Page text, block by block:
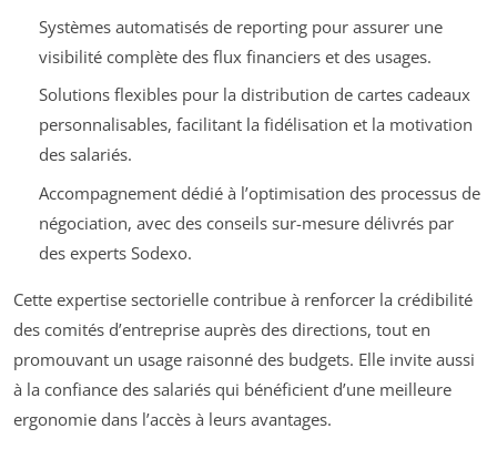
Systèmes automatisés de reporting pour assurer une
visibilité complète des flux financiers et des usages.
Solutions flexibles pour la distribution de cartes cadeaux
personnalisables, facilitant la fidélisation et la motivation
des salariés.
Accompagnement dédié à l’optimisation des processus de
négociation, avec des conseils sur-mesure délivrés par
des experts Sodexo.
Cette expertise sectorielle contribue à renforcer la crédibilité
des comités d’entreprise auprès des directions, tout en
promouvant un usage raisonné des budgets. Elle invite aussi
à la confiance des salariés qui bénéficient d’une meilleure
ergonomie dans l’accès à leurs avantages.